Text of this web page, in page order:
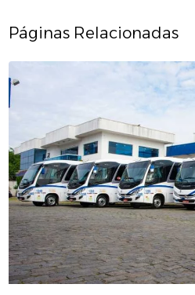
Páginas Relacionadas